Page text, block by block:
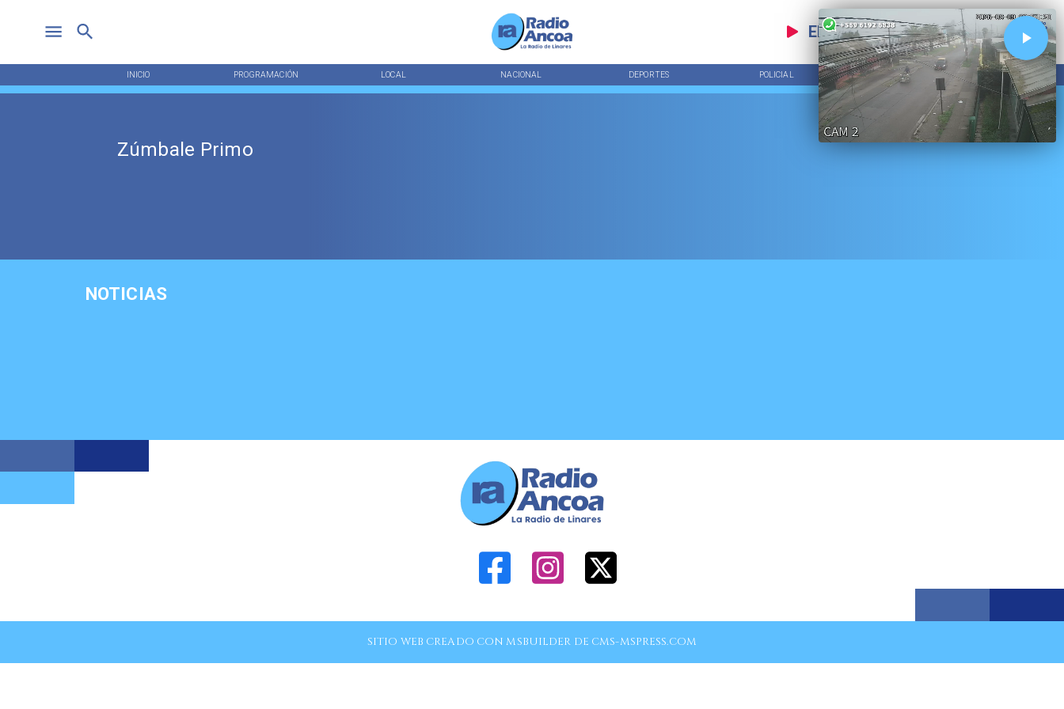
EN VIVO
INICIO PROGRAMACIÓN LOCAL NACIONAL DEPORTES POLICIAL TENDENCIAS
Zúmbale Primo
NOTICIAS
SITIO WEB CREADO CON MSBUILDER DE CMS-MSPRESS.COM